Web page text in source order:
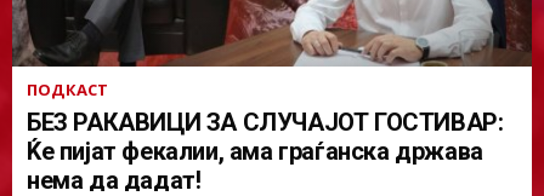
ПОДКАСТ
БЕЗ РАКАВИЦИ ЗА СЛУЧАЈОТ ГОСТИВАР:
Ќе пијат фекалии, ама граѓанска држава
нема да дадат!